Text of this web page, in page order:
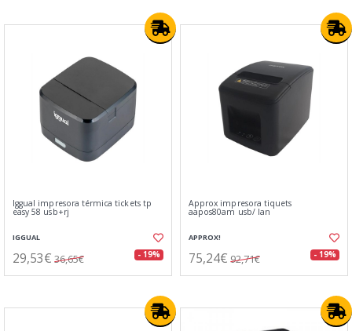
Iggual impresora térmica tickets tp
easy 58 usb+rj
IGGUAL
29,53€ 36,65€ - 19%
Approx impresora tiquets
aapos80am usb/ lan
APPROX!
75,24€ 92,71€ - 19%